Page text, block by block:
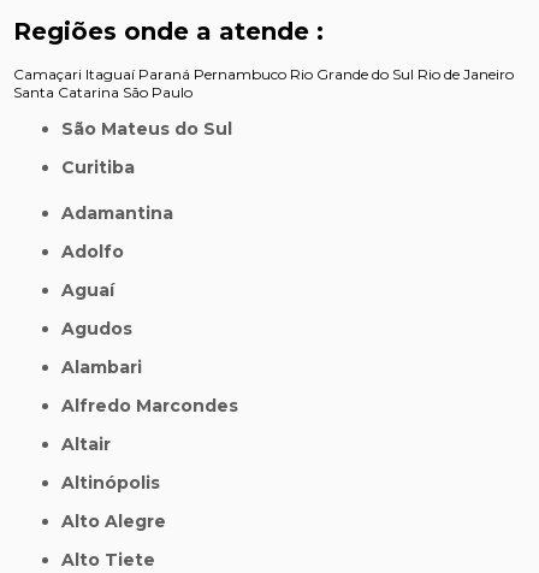
Regiões onde a atende :
Camaçari Itaguaí Paraná Pernambuco Rio Grande do Sul Rio de Janeiro
Santa Catarina São Paulo
São Mateus do Sul
Curitiba
Adamantina
Adolfo
Aguaí
Agudos
Alambari
Alfredo Marcondes
Altair
Altinópolis
Alto Alegre
Alto Tiete